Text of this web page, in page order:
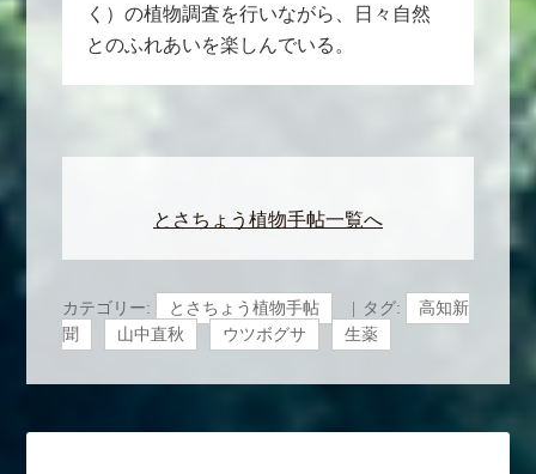
く）の植物調査を行いながら、日々自然
とのふれあいを楽しんでいる。
とさちょう植物手帖一覧へ
カテゴリー: とさちょう植物手帖 タグ:
高知新
聞
山中直秋 ウツボグサ 生薬